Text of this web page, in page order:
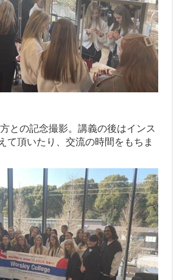
との記念撮影。講義の後はインス
て頂いたり、交流の時間をもちま